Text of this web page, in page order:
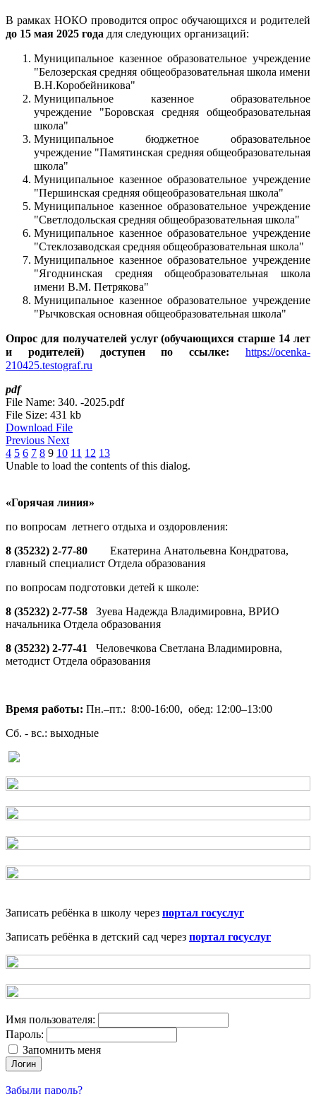
В рамках НОКО проводится опрос обучающихся и родителей
до 15 мая 2025 года для следующих организаций:
Муниципальное казенное образовательное учреждение
"Белозерская средняя общеобразовательная школа имени
В.Н.Коробейникова"
Муниципальное казенное образовательное
учреждение "Боровская средняя общеобразовательная
школа"
Муниципальное бюджетное образовательное
учреждение "Памятинская средняя общеобразовательная
школа"
Муниципальное казенное образовательное учреждение
"Першинская средняя общеобразовательная школа"
Муниципальное казенное образовательное учреждение
"Светлодольская средняя общеобразовательная школа"
Муниципальное казенное образовательное учреждение
"Стеклозаводская средняя общеобразовательная школа"
Муниципальное казенное образовательное учреждение
"Ягоднинская средняя общеобразовательная школа
имени В.М. Петрякова"
Муниципальное казенное образовательное учреждение
"Рычковская основная общеобразовательная школа"
Опрос для получателей услуг (обучающихся старше 14 лет
и родителей) доступен по ссылке:
https://ocenka-
210425.testograf.ru
pdf
File Name:
340. -2025.pdf
File Size: 431 kb
Download File
Previous Next
4 5 6 7 8 9 10 11 12 13
Unable to load the contents of this dialog.
«Горячая линия»
по вопросам летнего отдыха и оздоровления:
8 (35232) 2-77-80 Екатерина Анатольевна Кондратова,
главный специалист Отдела образования
по вопросам подготовки детей к школе:
8 (35232) 2-77-58 Зуева Надежда Владимировна, ВРИО
начальника Отдела образования
8 (35232) 2-77-41 Человечкова Светлана Владимировна,
методист Отдела образования
Время работы: Пн.–пт.: 8:00-16:00, обед: 12:00–13:00
Сб. - вс.: выходные
Записать ребёнка в школу через портал госуслуг
Записать ребёнка в детский сад через портал госуслуг
Имя пользователя:
Пароль:
Запомнить меня
Логин
Забыли пароль?